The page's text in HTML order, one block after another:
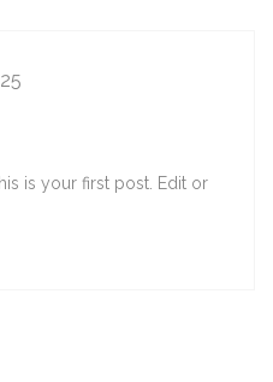
is your first post. Edit or